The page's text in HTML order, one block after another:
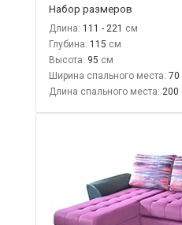
Набор размеров
Длина: 111 - 221
Глубина: 115
Высота: 95
Ширина спального места: 70
Длина спального места: 200